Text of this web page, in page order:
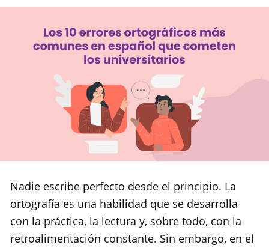
Nadie escribe perfecto desde el principio. La
ortografía es una habilidad que se desarrolla
con la práctica, la lectura y, sobre todo, con la
retroalimentación constante. Sin embargo, en el